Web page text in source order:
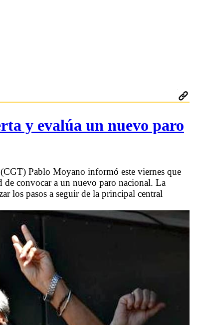
y evalúa un nuevo paro
Pablo Moyano informó este viernes que
de convocar a un nuevo paro nacional. La
los pasos a seguir de la principal central